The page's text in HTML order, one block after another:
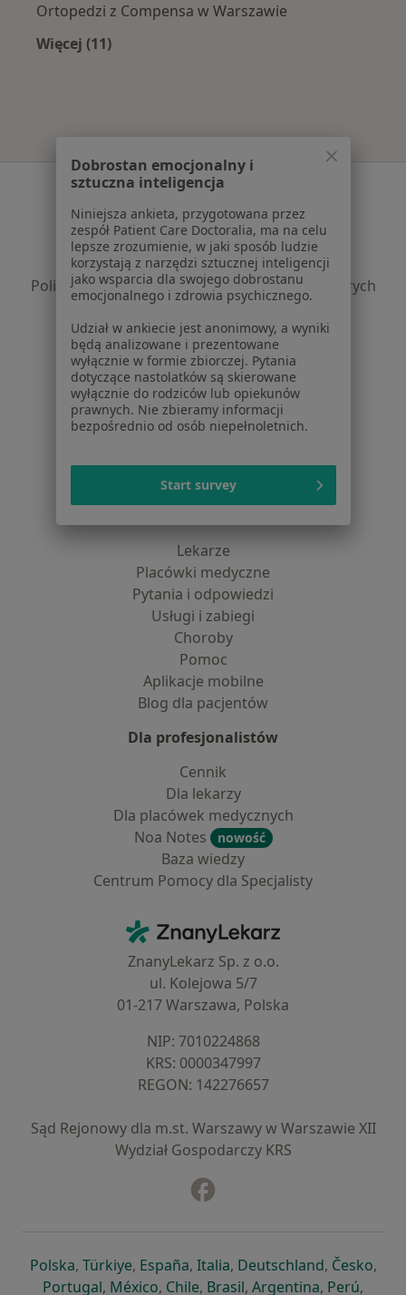
Ortopedzi z Compensa w Warszawie
Więcej (11)
Serwis
Regulamin
Polityka prywatności pacjentów
Polityka prywatności profesjonalistów
Polityka prywatności dla profesjonalistów, których
dane pozyskaliśmy samodzielnie
Polityka cookies
Jak działają wyniki wyszukiwania
Dostępność
O nas
Praca Rekrutujemy!
Partnerzy
Kontakt
Lekarze
Placówki medyczne
Pytania i odpowiedzi
Usługi i zabiegi
Choroby
Pomoc
Aplikacje mobilne
Blog dla pacjentów
Dla profesjonalistów
Cennik
Dla lekarzy
Dla placówek medycznych
Noa Notes
nowość
Baza wiedzy
Centrum Pomocy dla Specjalisty
ZnanyLekarz - Strona główna
ZnanyLekarz Sp. z o.o.
ul. Kolejowa 5/7
01-217 Warszawa, Polska
NIP: ⁠7010224868
KRS: ⁠0000347997
REGON: ⁠142276657
Sąd Rejonowy dla m.st. Warszawy w Warszawie XII
Wydział Gospodarczy KRS
Polskaotwiera się w nowej karcie
, Türkiyeotwiera się w nowej karcie
, Españaotwiera się w nowej karcie
, Italiaotwiera się w nowej
, Deutschlandotwiera się
, Česko,
Portugalotwiera się w nowej karcie
, Méxicootwiera się w nowej karcie
, Chileotwiera się w nowej karcie
, Brasilotwiera się w nowej
, Argentinaotwiera się
, Perú,
Dobrostan emocjonalny i
sztuczna inteligencja
Niniejsza ankieta, przygotowana przez
zespół Patient Care Doctoralia, ma na celu
lepsze zrozumienie, w jaki sposób ludzie
korzystają z narzędzi sztucznej inteligencji
jako wsparcia dla swojego dobrostanu
emocjonalnego i zdrowia psychicznego.
Udział w ankiecie jest anonimowy, a wyniki
będą analizowane i prezentowane
wyłącznie w formie zbiorczej. Pytania
dotyczące nastolatków są skierowane
wyłącznie do rodziców lub opiekunów
prawnych. Nie zbieramy informacji
bezpośrednio od osób niepełnoletnich.
Start survey